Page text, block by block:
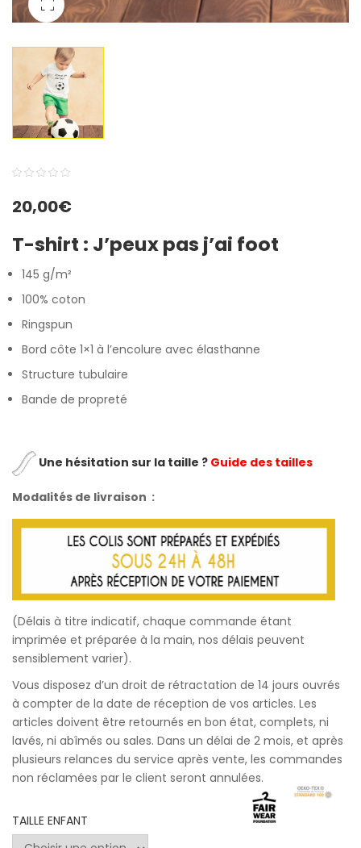
out
based
on
20,00€
T-shirt : J’peux pas j’ai foot
145 g/m²
100% coton
Ringspun
Bord côte 1×1 à l’encolure avec élasthanne
Structure tubulaire
Bande de propreté
Une hésitation sur la taille ? Guide des tailles
Modalités de livraison :
(Délais à titre indicatif, chaque commande étant
imprimée et préparée à la main, nos délais peuvent
sensiblement varier).
Vous disposez d’un droit de rétractation de 14 jours ouvrés
à compter de la date de réception de vos articles. Les
articles doivent être retournés en bon état, complets, ni
lavés, ni abîmés ou sales. Dans un délai de 2 mois, et après
plusieurs relances du service après vente, les commandes
non réclamées par le client seront annulées.
TAILLE ENFANT